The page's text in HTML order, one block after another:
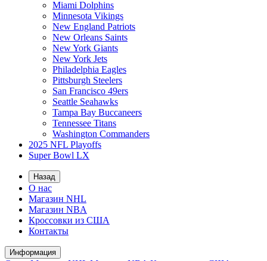
Miami Dolphins
Minnesota Vikings
New England Patriots
New Orleans Saints
New York Giants
New York Jets
Philadelphia Eagles
Pittsburgh Steelers
San Francisco 49ers
Seattle Seahawks
Tampa Bay Buccaneers
Tennessee Titans
Washington Commanders
2025 NFL Playoffs
Super Bowl LX
Назад
О нас
Магазин NHL
Магазин NBA
Кроссовки из США
Контакты
Информация